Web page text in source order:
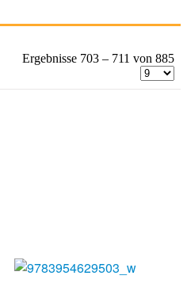
Ergebnisse 703 – 711 von 885